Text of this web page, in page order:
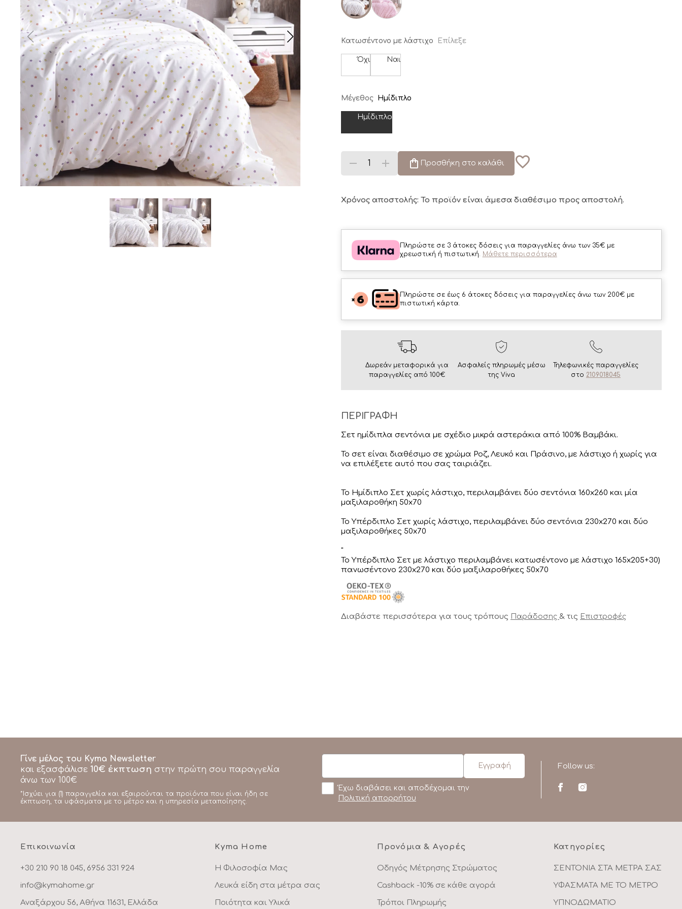
Κατωσέντονο με λάστιχο Επίλεξε
Όχι Ναι
Μέγεθος Ημίδιπλο
Ημίδιπλο
Προσθήκη στο καλάθι
Χρόνος αποστολής: Το προϊόν είναι άμεσα διαθέσιμο προς αποστολή.
Πληρώστε σε 3 άτοκες δόσεις για παραγγελίες άνω των 35€ με
χρεωστική ή πιστωτική. Μάθετε περισσότερα
Πληρώστε σε έως 6 άτοκες δόσεις για παραγγελίες άνω των 200€ με
πιστωτική κάρτα.
Δωρεάν μεταφορικά για
παραγγελίες από 100€
Ασφαλείς πληρωμές μέσω
της Viva
Τηλεφωνικές παραγγελίες
στο 2109018045
ΠΕΡΙΓΡΑΦΗ
Σετ ημίδιπλα σεντόνια με σχέδιο μικρά αστεράκια από 100% Βαμβάκι.
Το σετ είναι διαθέσιμο σε χρώμα Ροζ, Λευκό και Πράσινο, με λάστιχο ή χωρίς για
να επιλέξετε αυτό που σας ταιριάζει.
Το Ημίδιπλο Σετ χωρίς λάστιχο, περιλαμβάνει δύο σεντόνια 160x260 και μία
μαξιλαροθήκη 50x70
Το Υπέρδιπλο Σετ χωρίς λάστιχο, περιλαμβάνει δύο σεντόνια 230x270 και δύο
μαξιλαροθήκες 50x70
"
Το Υπέρδιπλο Σετ με λάστιχο περιλαμβάνει κατωσέντονο με λάστιχο 165x205+30)
πανωσέντονο 230x270 και δύο μαξιλαροθήκες 50x70
Διαβάστε περισσότερα για τους τρόπους Παράδοσης & τις Επιστροφές
Γίνε μέλος του Kyma Newsletter
και εξασφάλισε 10€ έκπτωση στην πρώτη σου παραγγελία
άνω των 100€
*Ισχύει για (1) παραγγελία και εξαιρούνται τα προϊόντα που είναι ήδη σε
έκπτωση, τα υφάσματα με το μέτρο και η υπηρεσία μεταποίησης.
Έχω διαβάσει και αποδέχομαι την
Πολιτική απορρήτου
Follow us:
Επικοινωνία
+30 210 90 18 045, 6956 331 924
info@kymahome.gr
Αναξάρχου 56, Αθήνα 11631, Ελλάδα
Kyma Home
Η Φιλοσοφία Μας
Λευκά είδη στα μέτρα σας
Ποιότητα και Υλικά
Προνόμια & Αγορές
Οδηγός Μέτρησης Στρώματος
Cashback -10% σε κάθε αγορά
Τρόποι Πληρωμής
Κατηγορίες
ΣΕΝΤΟΝΙΑ ΣΤΑ ΜΕΤΡΑ ΣΑΣ
ΥΦΑΣΜΑΤΑ ΜΕ ΤΟ ΜΕΤΡΟ
ΥΠΝΟΔΩΜΑΤΙΟ